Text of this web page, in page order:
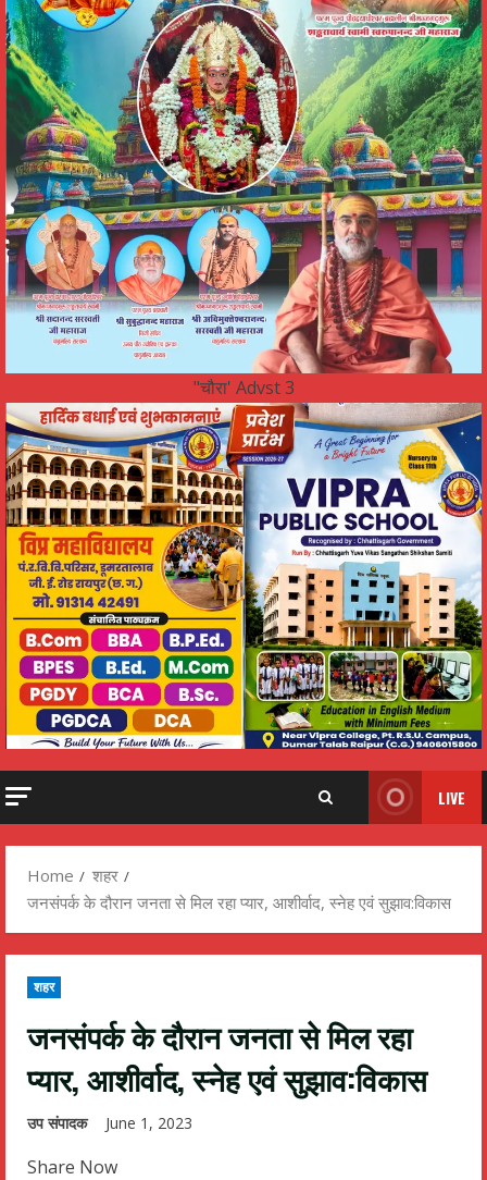
"चौरा' Advst 3
LIVE
Home
शहर
जनसंपर्क के दौरान जनता से मिल रहा प्यार, आशीर्वाद, स्नेह एवं सुझाव:विकास
शहर
जनसंपर्क के दौरान जनता से मिल रहा
प्यार, आशीर्वाद, स्नेह एवं सुझाव:विकास
उप संपादक June 1, 2023
Share Now